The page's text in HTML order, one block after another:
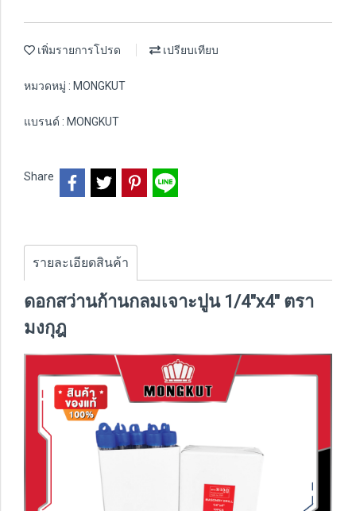
เพิ่มรายการโปรด เปรียบเทียบ
หมวดหมู่ : MONGKUT
แบรนด์ : MONGKUT
Share
รายละเอียดสินค้า
ดอกสว่านก้านกลมเจาะปูน 1/4"x4" ตรา
มงกุฎ